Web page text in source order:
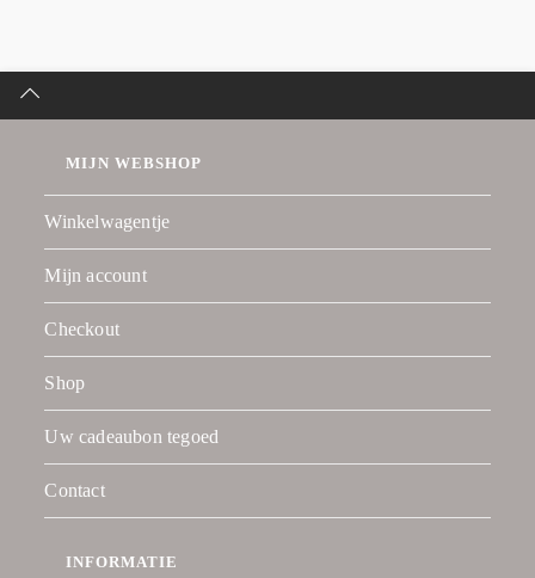
MIJN WEBSHOP
Winkelwagentje
Mijn account
Checkout
Shop
Uw cadeaubon tegoed
Contact
INFORMATIE